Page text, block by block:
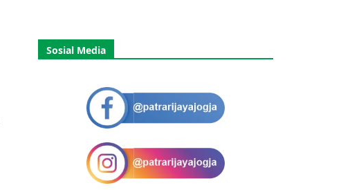
Sosial Media